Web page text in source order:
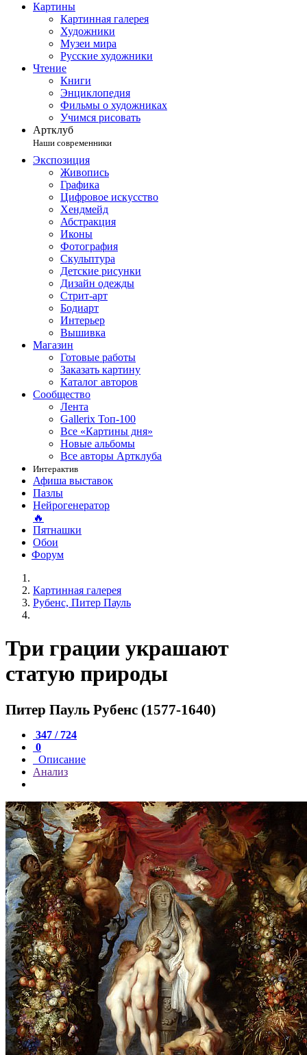
Картины
Картинная галерея
Художники
Музеи мира
Русские художники
Чтение
Книги
Энциклопедия
Фильмы о художниках
Учимся рисовать
Артклуб
Наши современники
Экспозиция
Живопись
Графика
Цифровое искусство
Хендмейд
Абстракция
Иконы
Фотография
Скульптура
Детские рисунки
Дизайн одежды
Стрит-арт
Бодиарт
Интерьер
Вышивка
Магазин
Готовые работы
Заказать картину
Каталог авторов
Сообщество
Лента
Gallerix Топ-100
Все «Картины дня»
Новые альбомы
Все авторы Артклуба
Интерактив
Афиша выставок
Пазлы
Нейрогенератор
🔥
Пятнашки
Обои
Форум
Картинная галерея
Рубенс, Питер Пауль
Три грации украшают
статую природы
Питер Пауль Рубенс (1577-1640)
347 / 724
0
Описание
Анализ